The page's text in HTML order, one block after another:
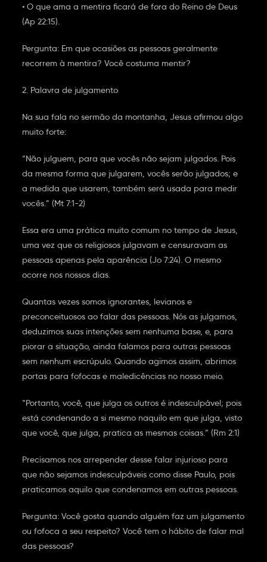
• O que ama a mentira ficará de fora do Reino de Deus
(Ap 22:15).
Pergunta: Em que ocasiões as pessoas geralmente
recorrem à mentira? Você costuma mentir?
2. Palavra de julgamento
Na sua fala no sermão da montanha, Jesus afirmou algo
muito forte:
“Não julguem, para que vocês não sejam julgados. Pois
da mesma forma que julgarem, vocês serão julgados; e
a medida que usarem, também será usada para medir
vocês.” (Mt 7:1-2)
Essa era uma prática muito comum no tempo de Jesus,
uma vez que os religiosos julgavam e censuravam as
pessoas apenas pela aparência (Jo 7:24). O mesmo
ocorre nos nossos dias.
Quantas vezes somos ignorantes, levianos e
preconceituosos ao falar das pessoas. Nós as julgamos,
deduzimos suas intenções sem nenhuma base, e, para
piorar a situação, ainda falamos para outras pessoas
sem nenhum escrúpulo. Quando agimos assim, abrimos
portas para fofocas e maledicências no nosso meio.
“Portanto, você, que julga os outros é indesculpável; pois
está condenando a si mesmo naquilo em que julga, visto
que você, que julga, pratica as mesmas coisas.” (Rm 2:1)
Precisamos nos arrepender desse falar injurioso para
que não sejamos indesculpáveis como disse Paulo, pois
praticamos aquilo que condenamos em outras pessoas.
Pergunta: Você gosta quando alguém faz um julgamento
ou fofoca a seu respeito? Você tem o hábito de falar mal
das pessoas?